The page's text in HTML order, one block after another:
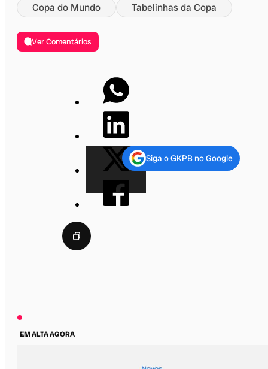
Copa do Mundo Tabelinhas da Copa
Ver Comentários
Siga o GKPB no Google
EM ALTA AGORA